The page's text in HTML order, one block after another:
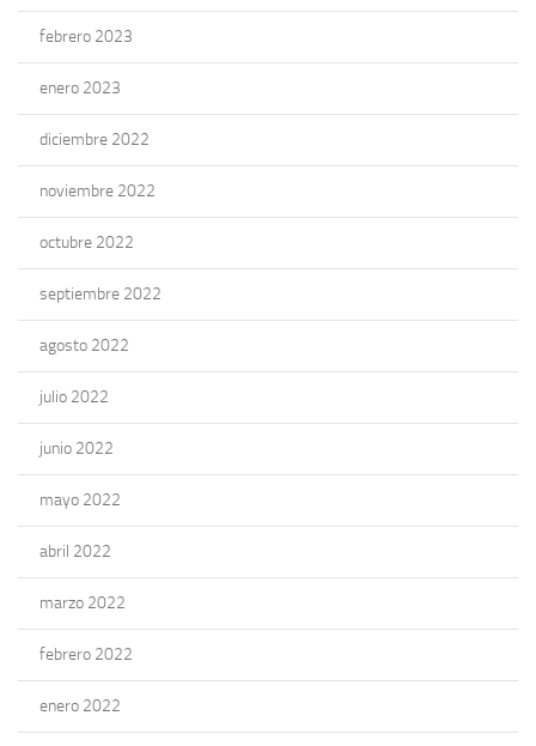
febrero 2023
enero 2023
diciembre 2022
noviembre 2022
octubre 2022
septiembre 2022
agosto 2022
julio 2022
junio 2022
mayo 2022
abril 2022
marzo 2022
febrero 2022
enero 2022